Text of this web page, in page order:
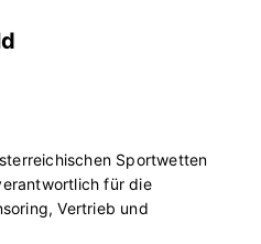
Sportwetten
für die
Vertrieb und